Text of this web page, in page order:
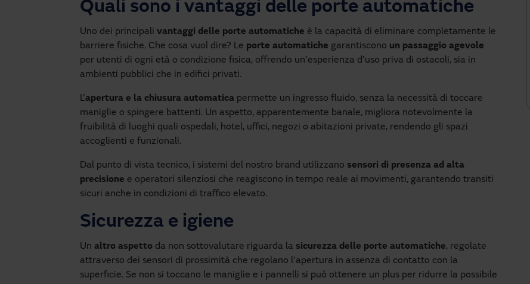
Quali sono i vantaggi delle porte automatiche
Uno dei principali vantaggi delle porte automatiche è la capacità di eliminare completamente le
barriere fisiche. Che cosa vuol dire? Le porte automatiche garantiscono un passaggio agevole
per utenti di ogni età o condizione fisica, offrendo un’esperienza d’uso priva di ostacoli, sia in
ambienti pubblici che in edifici privati.
L’apertura e la chiusura automatica permette un ingresso fluido, senza la necessità di toccare
maniglie o spingere battenti. Un aspetto, apparentemente banale, migliora notevolmente la
fruibilità di luoghi quali ospedali, hotel, uffici, negozi o abitazioni private, rendendo gli spazi
accoglienti e funzionali.
Dal punto di vista tecnico, i sistemi del nostro brand utilizzano sensori di presenza ad alta
precisione e operatori silenziosi che reagiscono in tempo reale ai movimenti, garantendo transiti
sicuri anche in condizioni di traffico elevato.
Sicurezza e igiene
Un altro aspetto da non sottovalutare riguarda la sicurezza delle porte automatiche, regolate
attraverso dei sensori di prossimità che regolano l’apertura in assenza di contatto con la
superficie. Se non si toccano le maniglie e i pannelli si può ottenere un plus per ridurre la possibile